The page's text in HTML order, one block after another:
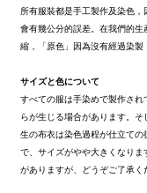
所有服裝都是手工製作及染色
會有幾公分的誤差。在我們的
縮，「原色」因為沒有經過染製
サイズと色について
すべての服は手染めで製作さ
らが生じる場合があります。
生の布衣は染色過程が仕立て
で、サイズがやや大きくなり
がありますが、どうぞご了承く